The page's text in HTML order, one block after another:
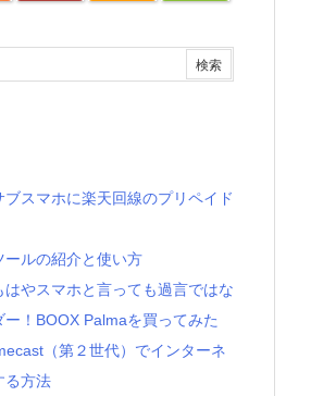
ブスマホに楽天回線のプリペイド
ールの紹介と使い方
はやスマホと言っても過言ではな
！BOOX Palmaを買ってみた
（第２世代）でインターネ
る方法